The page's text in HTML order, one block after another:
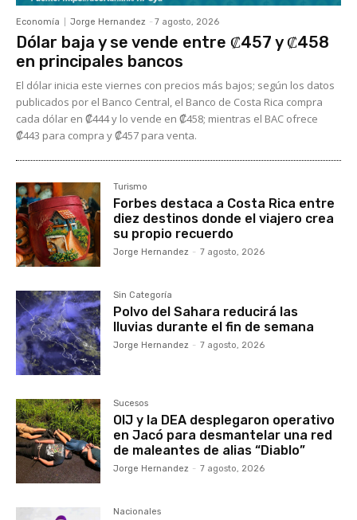
Economía Jorge Hernandez - 7 agosto, 2026
Dólar baja y se vende entre ₡457 y ₡458
en principales bancos
El dólar inicia este viernes con precios más bajos; según los datos
publicados por el Banco Central, el Banco de Costa Rica compra
cada dólar en ₡444 y lo vende en ₡458; mientras el BAC ofrece
₡443 para compra y ₡457 para venta.
Turismo
Forbes destaca a Costa Rica entre
diez destinos donde el viajero crea
su propio recuerdo
Jorge Hernandez - 7 agosto, 2026
Sin Categoría
Polvo del Sahara reducirá las
lluvias durante el fin de semana
Jorge Hernandez - 7 agosto, 2026
Sucesos
OIJ y la DEA desplegaron operativo
en Jacó para desmantelar una red
de maleantes de alias “Diablo”
Jorge Hernandez - 7 agosto, 2026
Nacionales